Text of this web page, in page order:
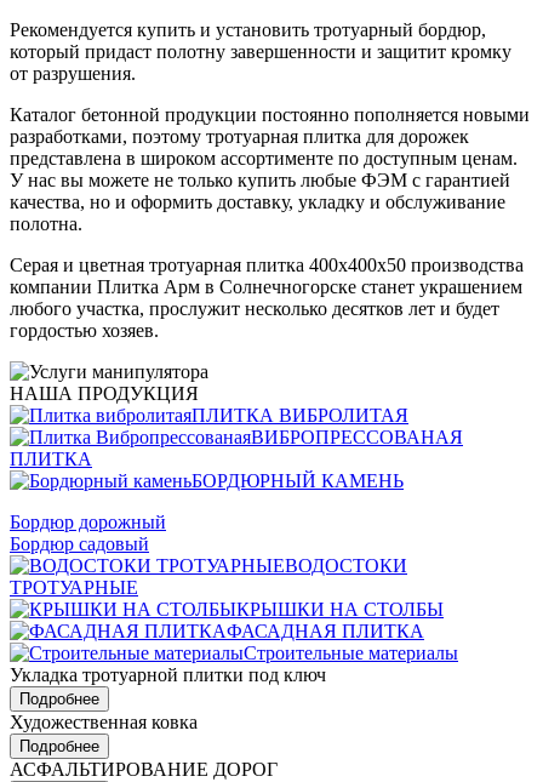
Рекомендуется купить и установить тротуарный бордюр,
который придаст полотну завершенности и защитит кромку
от разрушения.
Каталог бетонной продукции постоянно пополняется новыми
разработками, поэтому тротуарная плитка для дорожек
представлена в широком ассортименте по доступным ценам.
У нас вы можете не только купить любые ФЭМ с гарантией
качества, но и оформить доставку, укладку и обслуживание
полотна.
Серая и цветная тротуарная плитка 400х400х50 производства
компании Плитка Арм в Солнечногорске станет украшением
любого участка, прослужит несколько десятков лет и будет
гордостью хозяев.
НАША ПРОДУКЦИЯ
ПЛИТКА ВИБРОЛИТАЯ
ВИБРОПРЕССОВАНАЯ
ПЛИТКА
БОРДЮРНЫЙ КАМЕНЬ
Бордюр дорожный
Бордюр садовый
ВОДОСТОКИ
ТРОТУАРНЫЕ
КРЫШКИ НА СТОЛБЫ
ФАСАДНАЯ ПЛИТКА
Строительные материалы
Укладка тротуарной плитки под ключ
Подробнее
Художественная ковка
Подробнее
АСФАЛЬТИРОВАНИЕ ДОРОГ